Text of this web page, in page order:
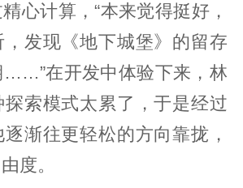
心计算，“本来觉得挺好，
发现《地下城堡》的留存
……”在开发中体验下来，林
索模式太累了，于是经过
渐往更轻松的方向靠拢，
度。